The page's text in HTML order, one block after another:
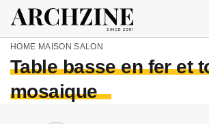
HOME MAISON SALON
Table basse en fer et
mosaique